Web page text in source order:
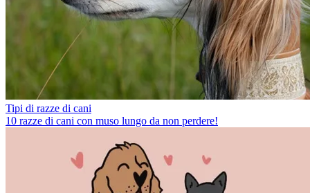
Tipi di razze di cani
10 razze di cani con muso lungo da non perdere!